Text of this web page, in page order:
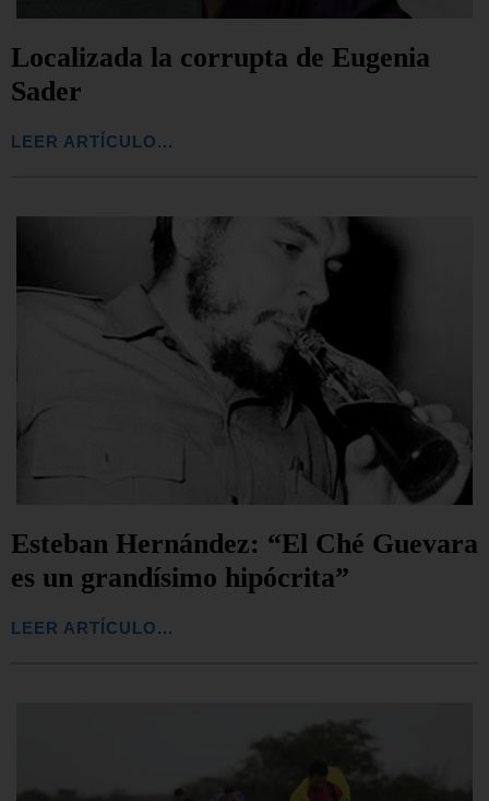
Localizada la corrupta de Eugenia
Sader
LEER ARTÍCULO...
Esteban Hernández: “El Ché Guevara
es un grandísimo hipócrita”
LEER ARTÍCULO...